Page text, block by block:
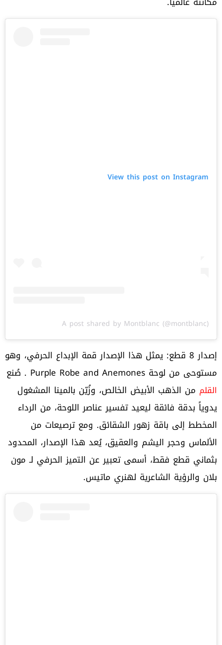
View this post on Instagram
A post shared by Montblanc (@montblanc)
إصدار 8 قطع: يمثل هذا الإصدار قمة الإبداع الحرفي، وهو
مستوحى من لوحة Purple Robe and Anemones . صُنع
القلم من الذهب الأبيض الخالص، وزُيّن بالمينا المشغول
يدوياً بدقة فائقة ليعيد تفسير عناصر اللوحة، من الرداء
المخطط إلى باقة زهور الشقائق. ومع ترصيعات من
الألماس وحجر اليشم والعقيق، يُعد هذا الإصدار، المحدود
بثماني قطع فقط، أسمى تعبير عن التميز الحرفي لـ مون
بلان والرؤية الشاعرية لهنري ماتيس.